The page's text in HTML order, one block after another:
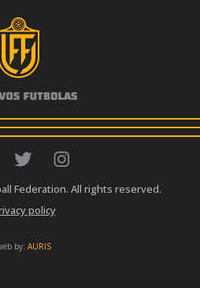
Federation. All rights reserved.
policy
by: AURIS